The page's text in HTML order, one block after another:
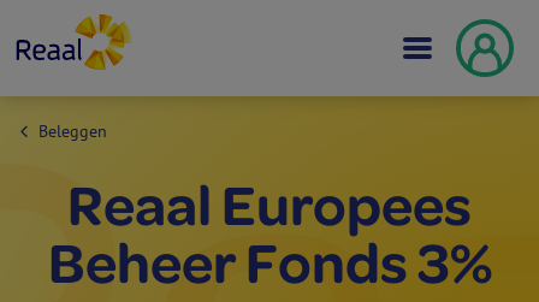
Beleggen
Reaal Europees
Beheer Fonds 3%